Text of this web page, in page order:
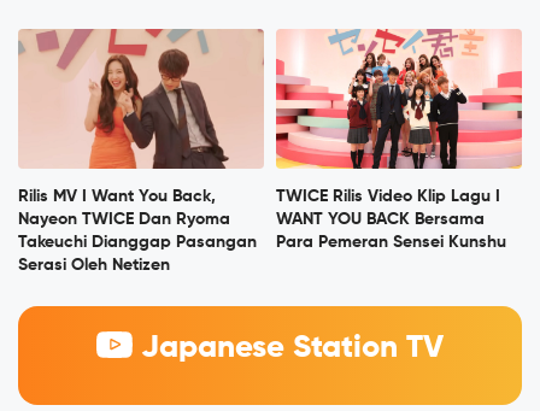
Rilis MV I Want You Back,
Nayeon TWICE Dan Ryoma
Takeuchi Dianggap Pasangan
Serasi Oleh Netizen
TWICE Rilis Video Klip Lagu I
WANT YOU BACK Bersama
Para Pemeran Sensei Kunshu
Japanese Station TV